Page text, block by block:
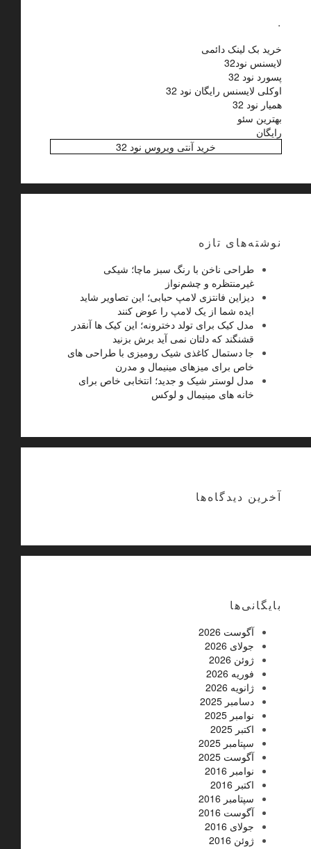
خرید بک لینک دائمی
لایسنس نود32
پسورد نود 32
اوکلی لایسنس رایگان نود 32
همیار نود 32
بهترین سئو
رایگان
خرید آنتی ویروس نود 32
نوشته‌های تازه
طراحی ناخن با رنگ سبز ماچا؛ شیکی
غیرمنتظره و چشم‌نواز
دیزاین فانتزی لامپ حبابی؛ این تصاویر شاید
ایده شما از یک لامپ را عوض کنند
مدل کیک برای تولد دخترونه؛ این کیک ها آنقدر
قشنگند که دلتان نمی آید برش بزنید
جا دستمال کاغذی شیک رومیزی با طراحی های
خاص برای میزهای مینیمال و مدرن
مدل لوستر شیک و جدید؛ انتخابی خاص برای
خانه های مینیمال و لوکس
آخرین دیدگاه‌ها
بایگانی‌ها
آگوست 2026
جولای 2026
ژوئن 2026
فوریه 2026
ژانویه 2026
دسامبر 2025
نوامبر 2025
اکتبر 2025
سپتامبر 2025
آگوست 2025
نوامبر 2016
اکتبر 2016
سپتامبر 2016
آگوست 2016
جولای 2016
ژوئن 2016